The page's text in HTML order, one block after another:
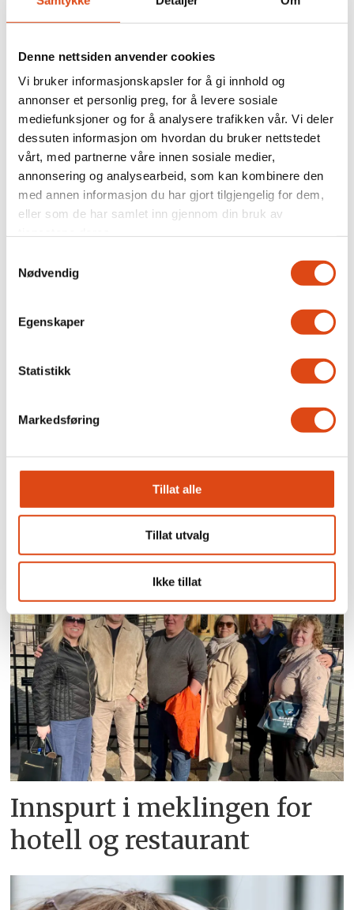
Denne nettsiden anvender cookies
Vi bruker informasjonskapsler for å gi innhold og
annonser et personlig preg, for å levere sosiale
mediefunksjoner og for å analysere trafikken vår. Vi deler
dessuten informasjon om hvordan du bruker nettstedet
vårt, med partnerne våre innen sosiale medier,
annonsering og analysearbeid, som kan kombinere den
med annen informasjon du har gjort tilgjengelig for dem,
eller som de har samlet inn gjennom din bruk av
Nødvendig
Egenskaper
Statistikk
Markedsføring
Tillat alle
Tillat utvalg
Ikke tillat
Etisk handel Norge: –
Arbeidstakere og
demokrati er nøkkelen til
bærekraft
Enighet i hotell og
restaurant-meklingen
Innspurt i meklingen for
hotell og restaurant